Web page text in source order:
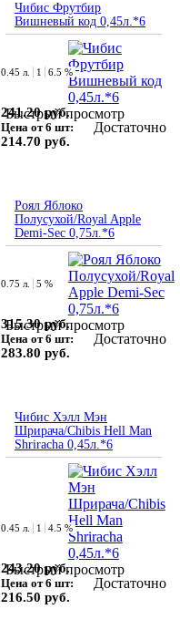
Чибис Фрутбир
Вишневый код 0,45л.*6
Быстрый просмотр
0.45 л. 1 6.5 %
241.20 руб.
Цена от 6 шт:
214.70 руб.
Достаточно
Роял Яблоко
Полусухой/Royal Apple
Demi-Sec 0,75л.*6
Быстрый просмотр
0.75 л. 5 %
315.30 руб.
Цена от 6 шт:
283.80 руб.
Достаточно
Чибис Хэлл Мэн
Шрирача/Chibis Hell Man
Shriracha 0,45л.*6
Быстрый просмотр
0.45 л. 1 4.5 %
243.20 руб.
Цена от 6 шт:
216.50 руб.
Достаточно